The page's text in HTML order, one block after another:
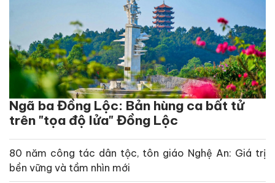
Ngã ba Đồng Lộc: Bản hùng ca bất tử
trên "tọa độ lửa" Đồng Lộc
80 năm công tác dân tộc, tôn giáo Nghệ An: Giá trị
bền vững và tầm nhìn mới